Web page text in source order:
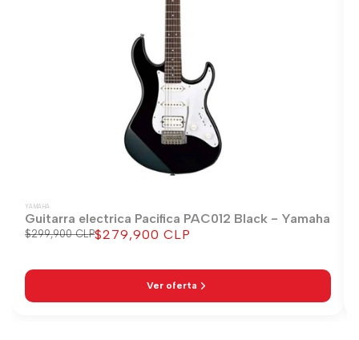
YAMAHA
Guitarra electrica Pacifica PAC012 Black - Yamaha
Precio
$299,900 CLPPrecio
$279,900 CLP
Ver oferta